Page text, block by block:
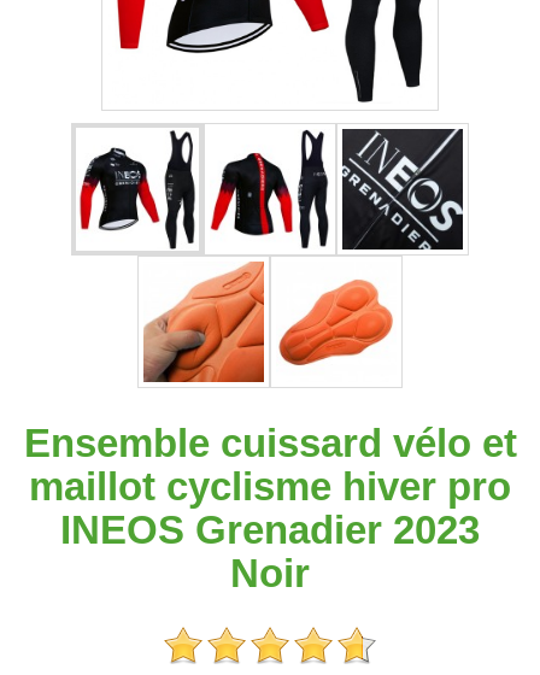
Ensemble cuissard vélo et
maillot cyclisme hiver pro
INEOS Grenadier 2023
Noir